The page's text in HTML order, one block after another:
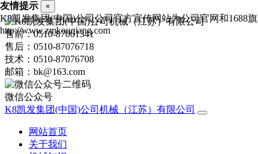
售前：0510-87061341
售后：0510-87076718
技术：0510-87076708
邮箱：bk@163.com
微信公众号
K8凯发集团(中国)公司机械（江苏）有限公司
网站首页
关于我们
友情提示 ×
K8凯发集团(中国)公司公司官方宣传网站为公司官网和1688
http://www.zmkouqiang.com